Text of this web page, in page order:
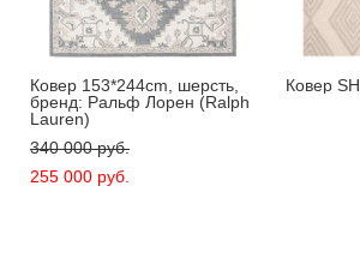
Ковер 153*244cm, шерсть,
бренд: Ральф Лорен (Ralph
Lauren)
340 000 pуб.
255 000 pуб.
Ковер SH